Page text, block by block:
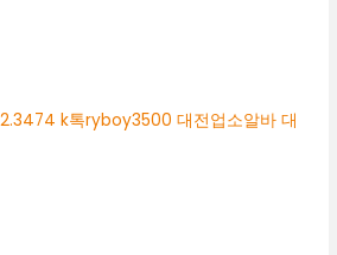
k톡ryboy3500 대전업소알바 대